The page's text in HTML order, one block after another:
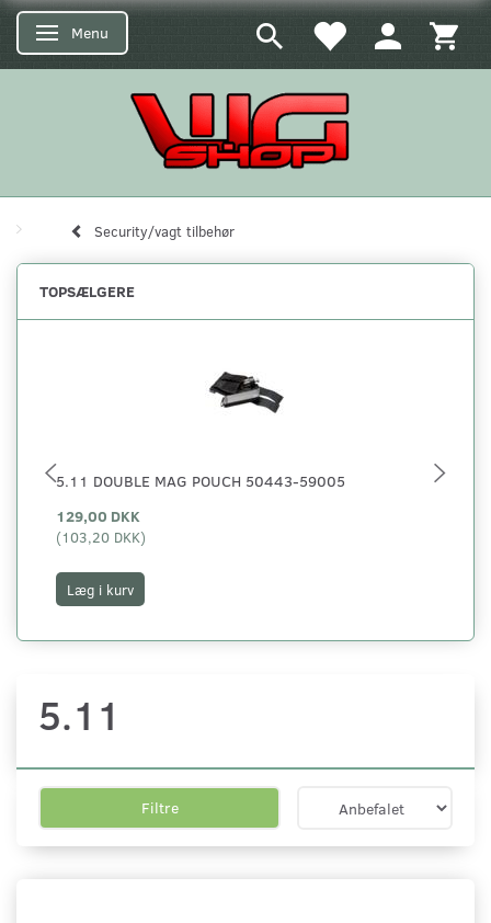
Skifte navigation
Menu
Security/vagt tilbehør
TOPSÆLGERE
5.11 DOUBLE MAG POUCH 50443-59005
129,00 DKK
(103,20 DKK)
Læg i kurv
5.11
Filtre